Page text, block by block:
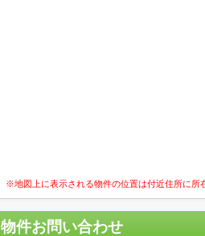
※地図上に表示される物件の位置は付近住所に所
物件お問い合わせ